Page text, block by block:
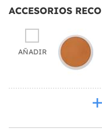
ACCESORIOS
AÑADIR